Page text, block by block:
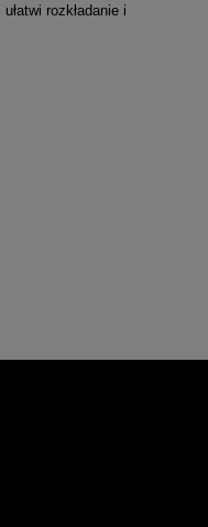
rozkładanie i